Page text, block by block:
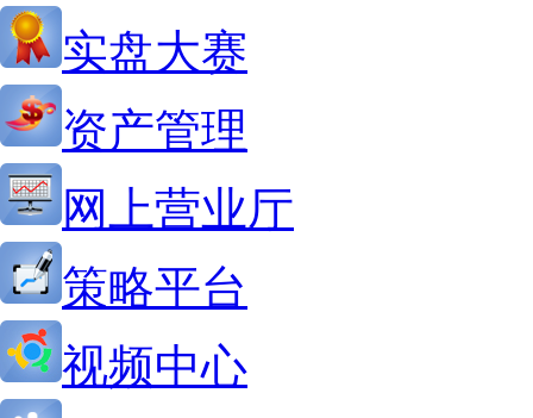
实盘大赛
资产管理
网上营业厅
策略平台
视频中心